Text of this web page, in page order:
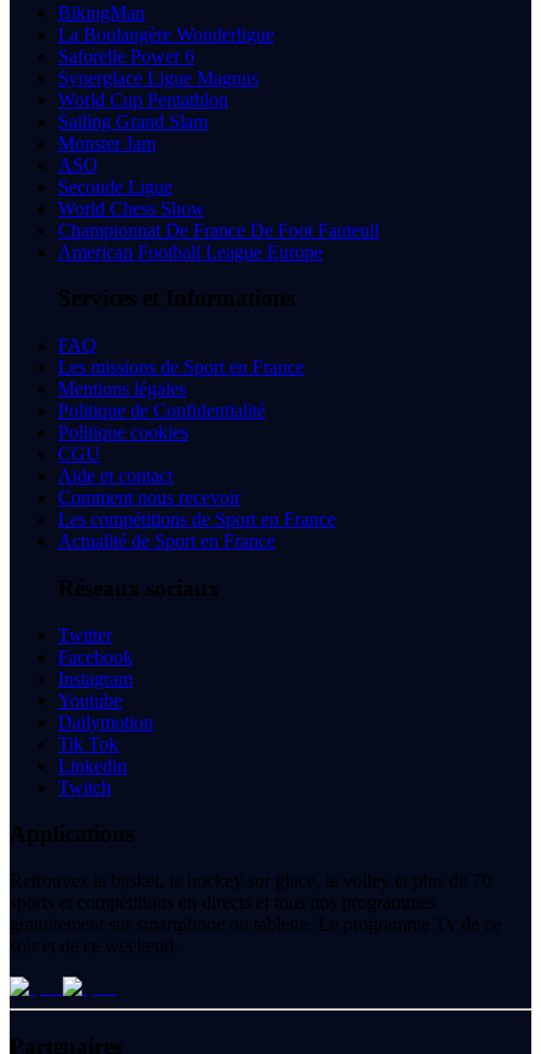
BikingMan
La Boulangère Wonderligue
Saforelle Power 6
Synerglace Ligue Magnus
World Cup Pentathlon
Sailing Grand Slam
Monster Jam
ASO
Seconde Ligue
World Chess Show
Championnat De France De Foot Fauteuil
American Football League Europe
Services et Informations
FAQ
Les missions de Sport en France
Mentions légales
Politique de Confidentialité
Politique cookies
CGU
Aide et contact
Comment nous recevoir
Les compétitions de Sport en France
Actualité de Sport en France
Réseaux sociaux
Twitter
Facebook
Instagram
Youtube
Dailymotion
Tik Tok
Linkedin
Twitch
Applications
Retrouvez le basket, le hockey sur glace, le volley et plus de 70
sports et compétitions en directs et tous nos programmes
gratuitement sur smartphone ou tablette. Le programme Tv de ce
soir et de ce weekend.
Partenaires